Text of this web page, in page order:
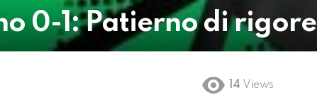
0-1: Patierno di rigore
14 Views